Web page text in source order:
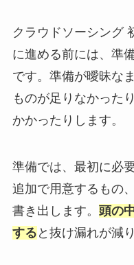
クラウドソーシング
に進める前には、準
です。準備が曖昧な
ものが足りなかった
かかったりします。
準備では、最初に必
追加で用意するもの
書き出します。 頭の
する と抜け漏れが減